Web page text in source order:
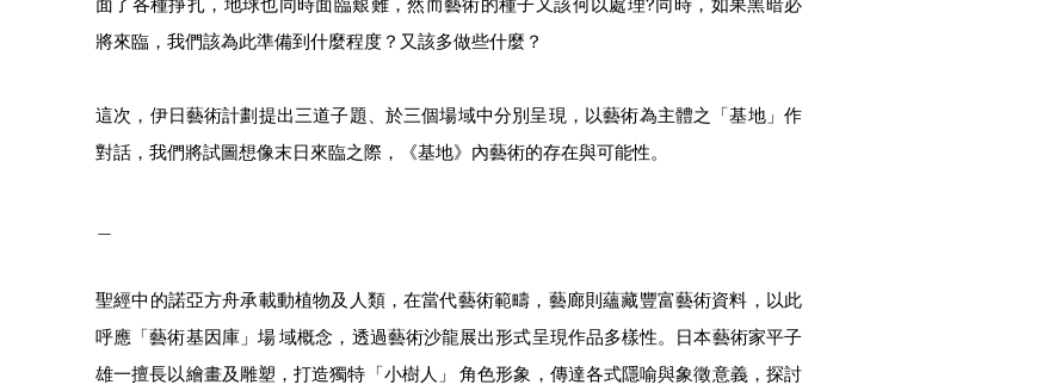
將來臨，我們該為此準備到什麼程度？又該多做些什麼？
這次，伊日藝術計劃提出三道子題、於三個場域中分別呈現，以藝術為主體之「基地」作
對話，我們將試圖想像末日來臨之際，《基地》內藝術的存在與可能性。
聖經中的諾亞方舟承載動植物及人類，在當代藝術範疇，藝廊則蘊藏豐富藝術資料，以此
呼應「藝術基因庫」場 域概念，透過藝術沙龍展出形式呈現作品多樣性。日本藝術家平子
雄一擅長以繪畫及雕塑，打造獨特「小樹人」 角色形象，傳達各式隱喻與象徵意義，探討